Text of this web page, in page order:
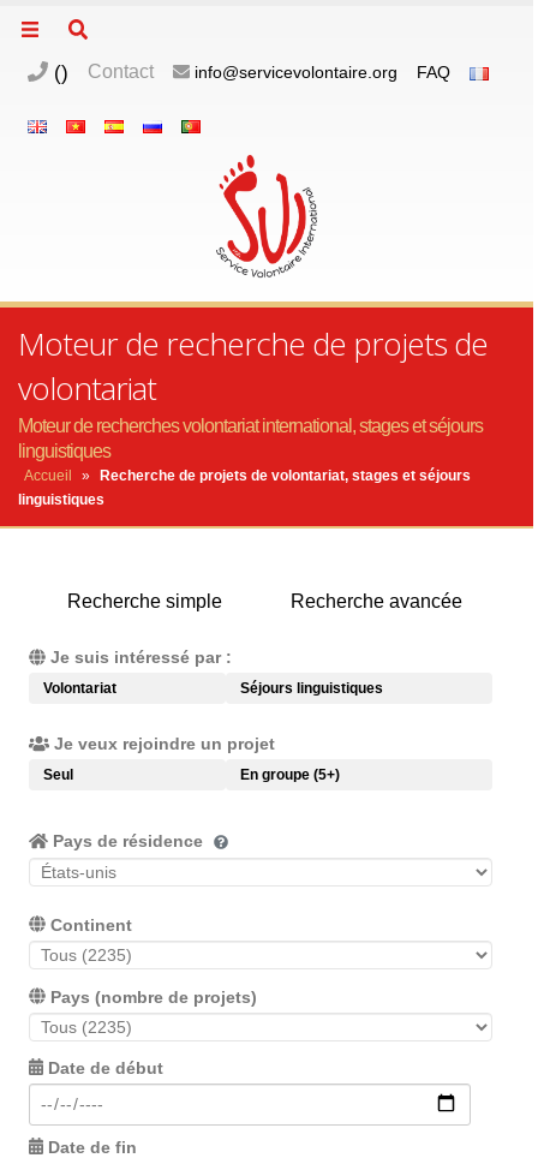
() Contact info@servicevolontaire.org FAQ
Moteur de recherche de projets de
volontariat
Moteur de recherches volontariat international, stages et séjours
linguistiques
Accueil »
Recherche de projets de volontariat, stages et séjours
linguistiques
Recherche simple Recherche avancée
Je suis intéressé par :
Volontariat Séjours linguistiques
Je veux rejoindre un projet
Seul En groupe (5+)
Pays de résidence
Continent
Pays (nombre de projets)
Date de début
Date de fin